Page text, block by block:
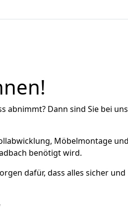
abnimmt? Dann sind Sie bei uns
Möbelmontage und
benötigt wird.
dafür, dass alles sicher und